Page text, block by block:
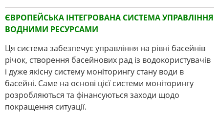
ЄВРОПЕЙСЬКА ІНТЕГРОВАНА СИСТЕМА УПРАВЛІННЯ
ВОДНИМИ РЕСУРСАМИ
Ця система забезпечує управління на рівні басейнів
річок, створення басейнових рад із водокористувачів
і дуже якісну систему моніторингу стану води в
басейні. Саме на основі цієї системи моніторингу
розробляються та фінансуються заходи щодо
покращення ситуації.